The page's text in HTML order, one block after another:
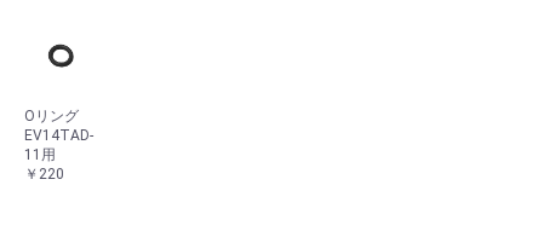
Oリング
EV14TAD-
11用
￥220